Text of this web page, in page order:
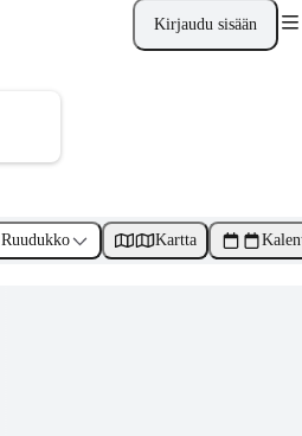
Kirjaudu sisään
Ruudukko Kartta